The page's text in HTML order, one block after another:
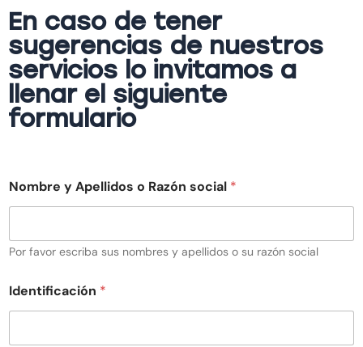
En caso de tener
sugerencias de nuestros
servicios lo invitamos a
llenar el siguiente
formulario
Nombre y Apellidos o Razón social *
Por favor escriba sus nombres y apellidos o su razón social
Identificación *